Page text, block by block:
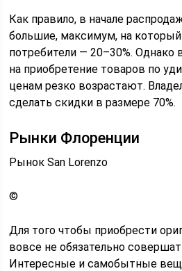
Как правило, в начале
большие, максимум, на
потребители — 20–30%.
на приобретение товаров по
ценам резко возрастают.
сделать скидки в размере 70%.
Рынки Флоренции
Рынок San Lorenzo
©
Для того чтобы приобрести
вовсе не обязательно
Интересные и самобытные